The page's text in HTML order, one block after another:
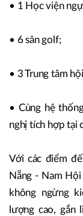
• 1 Học viện
• 6 sân golf;
• 3 Trung tâm
• Cùng hệ
nghị tích hợp tại
Với các điểm
Nẵng - Nam
không ngừng
lượng cao,